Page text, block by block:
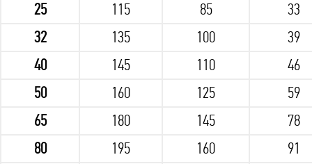
25
115 85
33
32
135 100
39
40
145 110
46
50
160 125
59
65
180 145
78
80
195 160
91